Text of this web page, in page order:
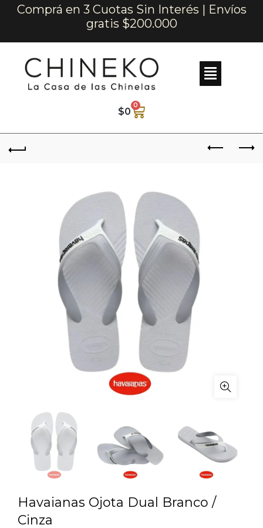
Comprá en 3 Cuotas Sin Interés | Envíos
gratis $200.000
$0
0
Havaianas Ojota Dual Branco /
Cinza